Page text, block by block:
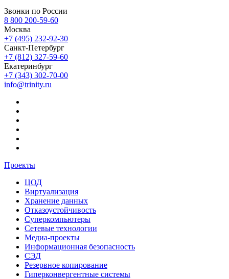
Звонки по России
8 800 200-59-60
Москва
+7 (495) 232-92-30
Санкт-Петербург
+7 (812) 327-59-60
Екатеринбург
+7 (343) 302-70-00
info@trinity.ru
Проекты
ЦОД
Виртуализация
Хранение данных
Отказоустойчивость
Суперкомпьютеры
Сетевые технологии
Медиа-проекты
Информационная безопасность
СЭД
Резервное копирование
Гиперконвергентные системы